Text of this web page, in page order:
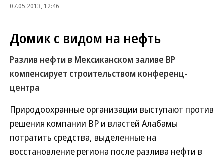
07.05.2013, 12:46
Домик с видом на нефть
Разлив нефти в Мексиканском заливе BP
компенсирует строительством конференц-
центра
Природоохранные организации выступают против
решения компании BP и властей Алабамы
потратить средства, выделенные на
восстановление региона после разлива нефти в